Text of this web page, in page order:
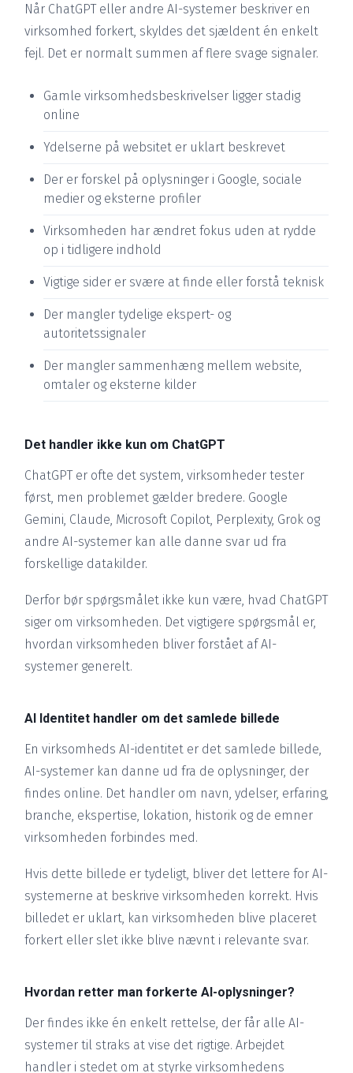
Når ChatGPT eller andre AI-systemer beskriver en
virksomhed forkert, skyldes det sjældent én enkelt
fejl. Det er normalt summen af flere svage signaler.
Gamle virksomhedsbeskrivelser ligger stadig
online
Ydelserne på websitet er uklart beskrevet
Der er forskel på oplysninger i Google, sociale
medier og eksterne profiler
Virksomheden har ændret fokus uden at rydde
op i tidligere indhold
Vigtige sider er svære at finde eller forstå teknisk
Der mangler tydelige ekspert- og
autoritetssignaler
Der mangler sammenhæng mellem website,
omtaler og eksterne kilder
Det handler ikke kun om ChatGPT
ChatGPT er ofte det system, virksomheder tester
først, men problemet gælder bredere. Google
Gemini, Claude, Microsoft Copilot, Perplexity, Grok og
andre AI-systemer kan alle danne svar ud fra
forskellige datakilder.
Derfor bør spørgsmålet ikke kun være, hvad ChatGPT
siger om virksomheden. Det vigtigere spørgsmål er,
hvordan virksomheden bliver forstået af AI-
systemer generelt.
AI Identitet handler om det samlede billede
En virksomheds AI-identitet er det samlede billede,
AI-systemer kan danne ud fra de oplysninger, der
findes online. Det handler om navn, ydelser, erfaring,
branche, ekspertise, lokation, historik og de emner
virksomheden forbindes med.
Hvis dette billede er tydeligt, bliver det lettere for AI-
systemerne at beskrive virksomheden korrekt. Hvis
billedet er uklart, kan virksomheden blive placeret
forkert eller slet ikke blive nævnt i relevante svar.
Hvordan retter man forkerte AI-oplysninger?
Der findes ikke én enkelt rettelse, der får alle AI-
systemer til straks at vise det rigtige. Arbejdet
handler i stedet om at styrke virksomhedens